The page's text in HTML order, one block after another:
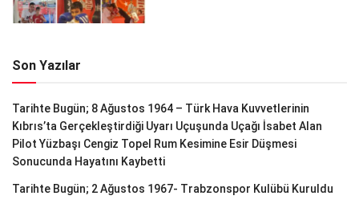
Son Yazılar
Tarihte Bugün; 8 Ağustos 1964 – Türk Hava Kuvvetlerinin
Kıbrıs’ta Gerçekleştirdiği Uyarı Uçuşunda Uçağı İsabet Alan
Pilot Yüzbaşı Cengiz Topel Rum Kesimine Esir Düşmesi
Sonucunda Hayatını Kaybetti
Tarihte Bugün; 2 Ağustos 1967- Trabzonspor Kulübü Kuruldu